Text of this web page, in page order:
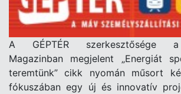
A GÉPTÉR szerkesztősége a
Magazinban megjelent „Energiát
teremtünk” cikk nyomán műsort
fókuszában egy új és innovatív